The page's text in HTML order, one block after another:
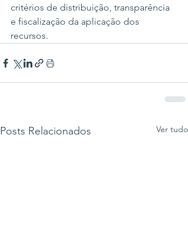
critérios de distribuição, transparência
e fiscalização da aplicação dos
recursos.
Posts Relacionados Ver tudo